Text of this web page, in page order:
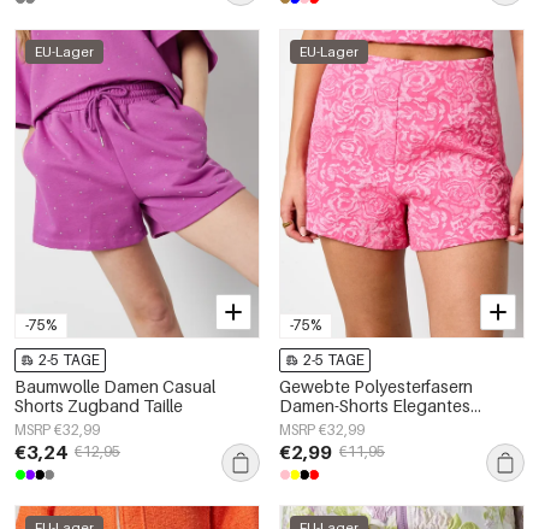
-75%
EU-Lager
2-5 TAGE
Baumwolle Damen Casual
Shorts Zugband Taille
MSRP €32,99
€3,24 €12,95
-75%
EU-Lager
2-5 TAGE
Gewebte Polyesterfasern
Damen-Shorts Elegantes
Blumenmuster
MSRP €32,99
€2,99 €11,95